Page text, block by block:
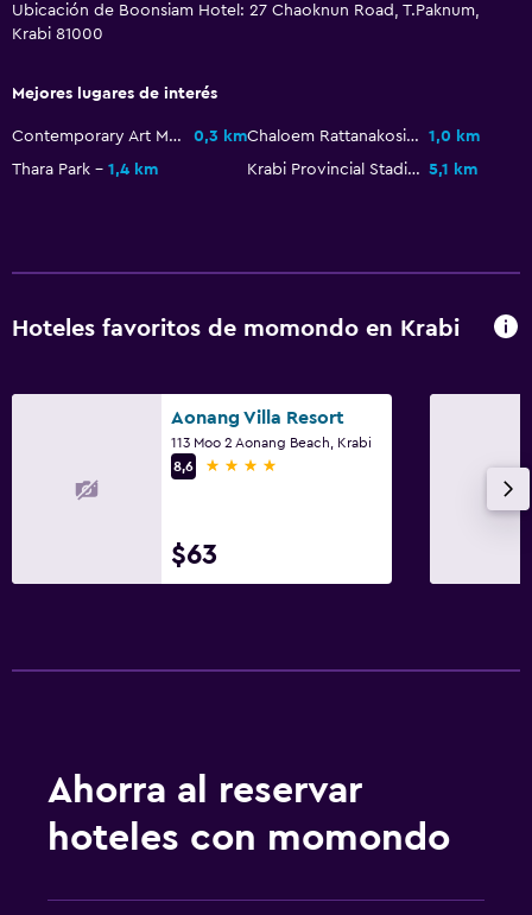
Lavandería
Spa
Actividades
Ubicación de Boonsiam Hotel: 27 Chaoknun Road, T.Paknum,
Krabi 81000
Mejores lugares de interés
Contemporary Art Museum of Krabi 0,3 km Chaloem Rattanakosin Sports Stadium
1,0 km
Thara Park
1,4 km Krabi Provincial Stadium 5,1 km
Hoteles favoritos de momondo en Krabi
Aonang Villa Resort
113 Moo 2 Aonang Beach, Krabi
8,6
4 estrellas
$63
Ahorra al reservar
hoteles con momondo